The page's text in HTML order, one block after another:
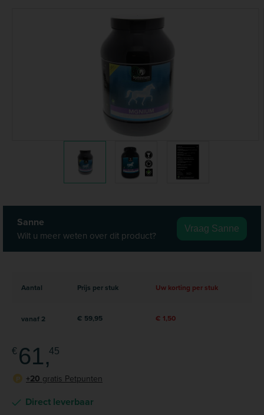
Sanne
Wilt u meer weten over dit product?
Vraag Sanne
Direct leverbaar
Aantal Prijs per stuk Uw korting per stuk
vanaf 2 € 59,95 € 1,50
€ 61,45
P +20 gratis Petpunten